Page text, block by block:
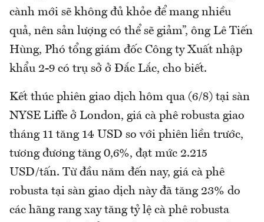
cành mới sẽ không đủ khỏe để mang nhiều
quả, nên sản lượng có thể sẽ giảm”, ông Lê Tiến
Hùng, Phó tổng giám đốc Công ty Xuất nhập
khẩu 2-9 có trụ sở ở Đắc Lắc, cho biết.
Kết thúc phiên giao dịch hôm qua (6/8) tại sàn
NYSE Liffe ở London, giá cà phê robusta giao
tháng 11 tăng 14 USD so với phiên liền trước,
tương đương tăng 0,6%, đạt mức 2.215
USD/tấn. Từ đầu năm đến nay, giá cà phê
robusta tại sàn giao dịch này đã tăng 23% do
các hãng rang xay tăng tỷ lệ cà phê robusta